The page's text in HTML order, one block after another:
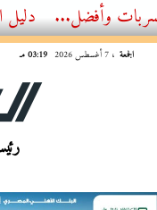
الجمعة ، 7 أغسطس 2026 03:19 مـ